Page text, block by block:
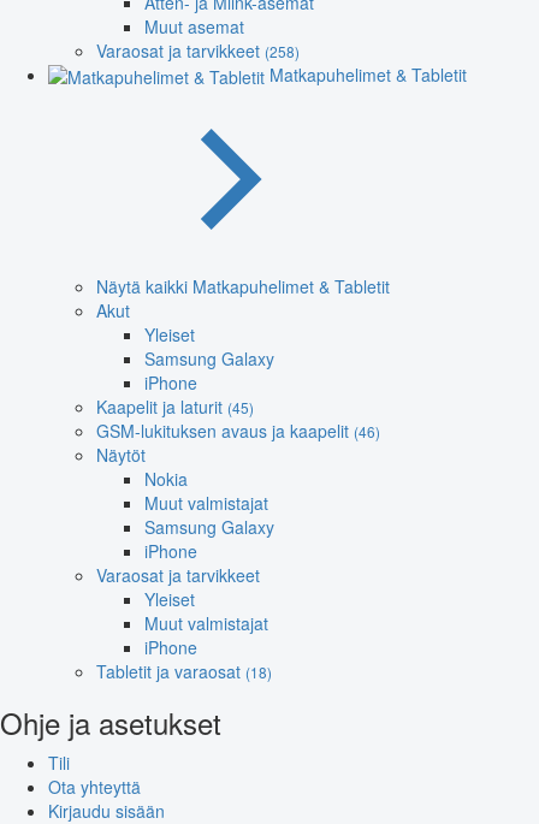
Muut asemat
Varaosat ja tarvikkeet (258)
Matkapuhelimet & Tabletit
Näytä kaikki Matkapuhelimet & Tabletit
Akut
Yleiset
Samsung Galaxy
iPhone
Kaapelit ja laturit (45)
GSM-lukituksen avaus ja kaapelit (46)
Näytöt
Nokia
Muut valmistajat
Samsung Galaxy
iPhone
Varaosat ja tarvikkeet
Yleiset
Muut valmistajat
iPhone
Tabletit ja varaosat (18)
Ohje ja asetukset
Tili
Ota yhteyttä
Kirjaudu sisään